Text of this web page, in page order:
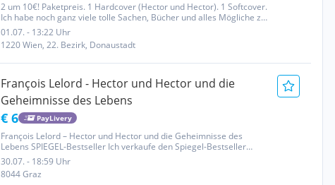
2 um 10€! Paketpreis. 1 Hardcover (Hector und Hector). 1 Softcover.
Ich habe noch ganz viele tolle Sachen, Bücher und alles Mögliche zu
günstigen Preisen, schauen Sie sich bitte auch meine weiteren
Anzeigen an!
01.07. - 13:22 Uhr
1220 Wien, 22. Bezirk, Donaustadt
François Lelord - Hector und Hector und die
Geheimnisse des Lebens
€ 6 PayLivery
François Lelord – Hector und Hector und die Geheimnisse des
Lebens SPIEGEL-Bestseller Ich verkaufe den Spiegel-Bestseller
„Hector und Hector und die Geheimnisse des Lebens“ von François
Lelord in sehr gutem Zustand. Ein berührender und humorvoller
Roman...
30.07. - 18:59 Uhr
8044 Graz